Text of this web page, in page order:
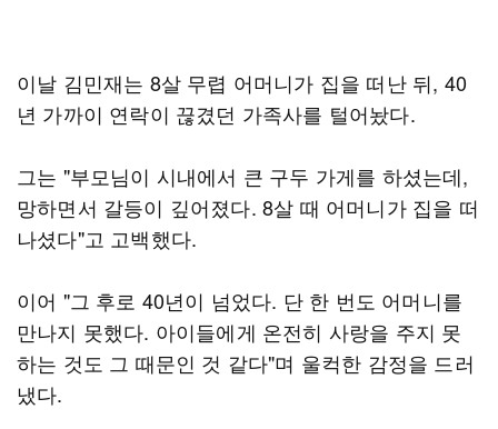
이날 김민재는 8살 무렵 어머니가 집을 떠난 뒤, 40
년 가까이 연락이 끊겼던 가족사를 털어놨다.
그는 "부모님이 시내에서 큰 구두 가게를 하셨는데,
망하면서 갈등이 깊어졌다. 8살 때 어머니가 집을 떠
나셨다"고 고백했다.
이어 "그 후로 40년이 넘었다. 단 한 번도 어머니를
만나지 못했다. 아이들에게 온전히 사랑을 주지 못
하는 것도 그 때문인 것 같다"며 울컥한 감정을 드러
냈다.